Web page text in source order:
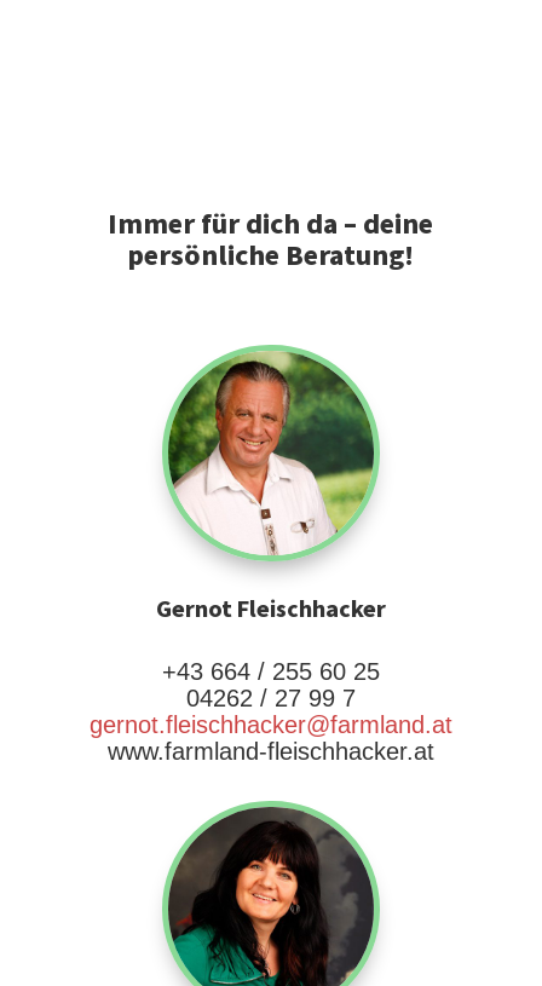
Immer für dich da – deine
persönliche Beratung!
Gernot Fleischhacker
+43 664 / 255 60 25
04262 / 27 99 7
gernot.fleischhacker@farmland.at
www.farmland-fleischhacker.at